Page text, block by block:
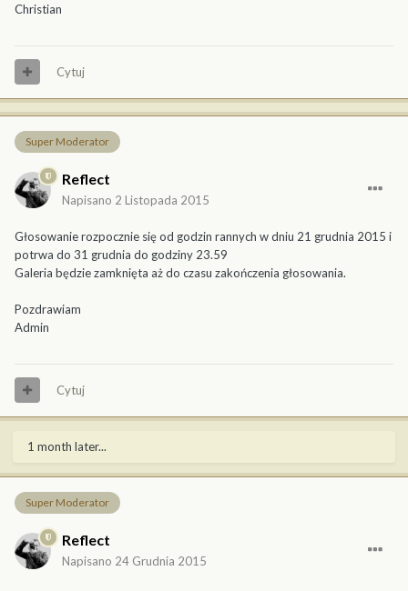
Christian
Cytuj
Super Moderator
Reflect
Napisano 2 Listopada 2015
Głosowanie rozpocznie się od godzin rannych w dniu 21 grudnia 2015 i
potrwa do 31 grudnia do godziny 23.59
Galeria będzie zamknięta aż do czasu zakończenia głosowania.
Pozdrawiam
Admin
Cytuj
1 month later...
Super Moderator
Reflect
Napisano 24 Grudnia 2015